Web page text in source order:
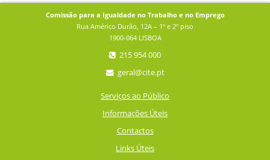
Comissão para a Igualdade no Trabalho e no Emprego
Rua Américo Durão, 12A – 1º e 2º piso
1900-064 LISBOA
215 954 000
geral@cite.pt
Serviços ao Público
Informações Úteis
Contactos
Links Úteis